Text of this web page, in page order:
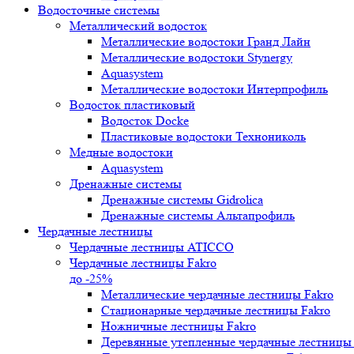
Водосточные системы
Металлический водосток
Металлические водостоки Гранд Лайн
Металлические водостоки Stynergy
Aquasystem
Металлические водостоки Интерпрофиль
Водосток пластиковый
Водосток Docke
Пластиковые водостоки Технониколь
Медные водостоки
Aquasystem
Дренажные системы
Дренажные системы Gidrolica
Дренажные системы Альтапрофиль
Чердачные лестницы
Чердачные лестницы ATICCO
Чердачные лестницы Fakro
до -25%
Металлические чердачные лестницы Fakro
Стационарные чердачные лестницы Fakro
Ножничные лестницы Fakro
Деревянные утепленные чердачные лестницы